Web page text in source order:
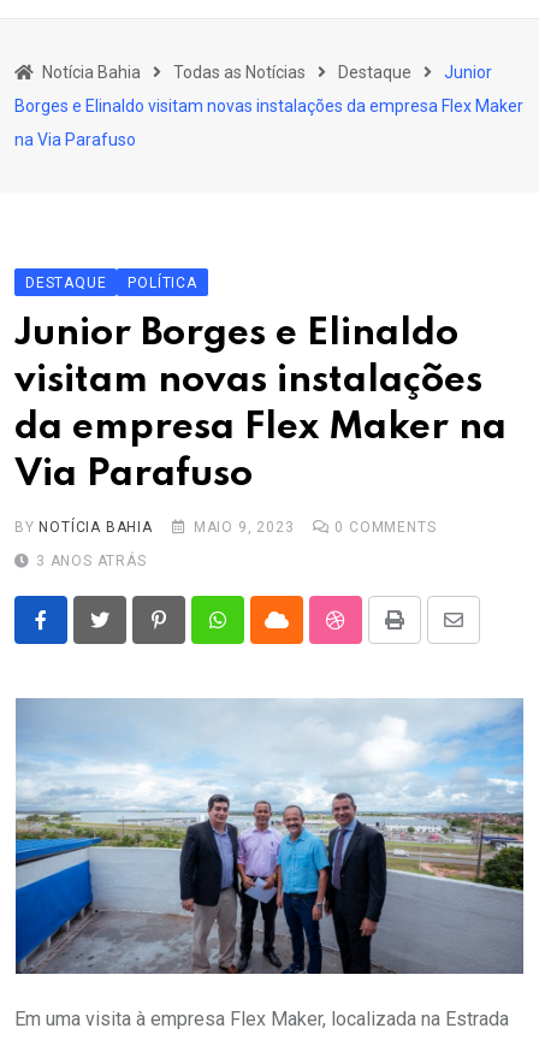
Educação
Política
Notícia Bahia Todas as Notícias Destaque
Junior
Borges e Elinaldo visitam novas instalações da empresa Flex Maker
na Via Parafuso
DESTAQUE POLÍTICA
Junior Borges e Elinaldo
visitam novas instalações
da empresa Flex Maker na
Via Parafuso
BY NOTÍCIA BAHIA MAIO 9, 2023 0 COMMENTS
3 ANOS ATRÁS
PinterestWhatsappCloud StumbleUpon
Print
Share
Email
Em uma visita à empresa Flex Maker, localizada na Estrada